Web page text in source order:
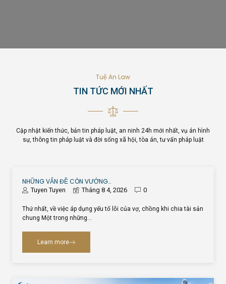
Tuệ An Law
TIN TỨC MỚI NHẤT
Cập nhật kiến thức, bản tin pháp luật, an ninh 24h mới nhất, vụ án hình
sự, thông tin pháp luật và đời sống xã hội, tòa án, tư vấn pháp luật
NHỮNG VẤN ĐỀ CÒN VƯỚNG…
Tuyen Tuyen Tháng 8 4, 2026 0
Thứ nhất, về việc áp dụng yếu tố lỗi của vợ, chồng khi chia tài sản
chung Một trong những…
Learn more